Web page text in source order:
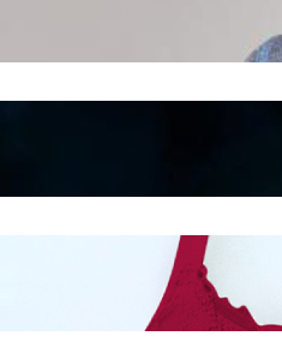
Kepribadian
Mengintip Kepribadian
Wanita Dari Warna Bra